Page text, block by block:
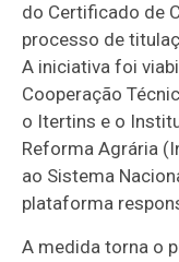
do Certificado de
processo de
A iniciativa foi
Cooperação
o Itertins e o
Reforma Agrária
ao Sistema
plataforma
A medida torna o